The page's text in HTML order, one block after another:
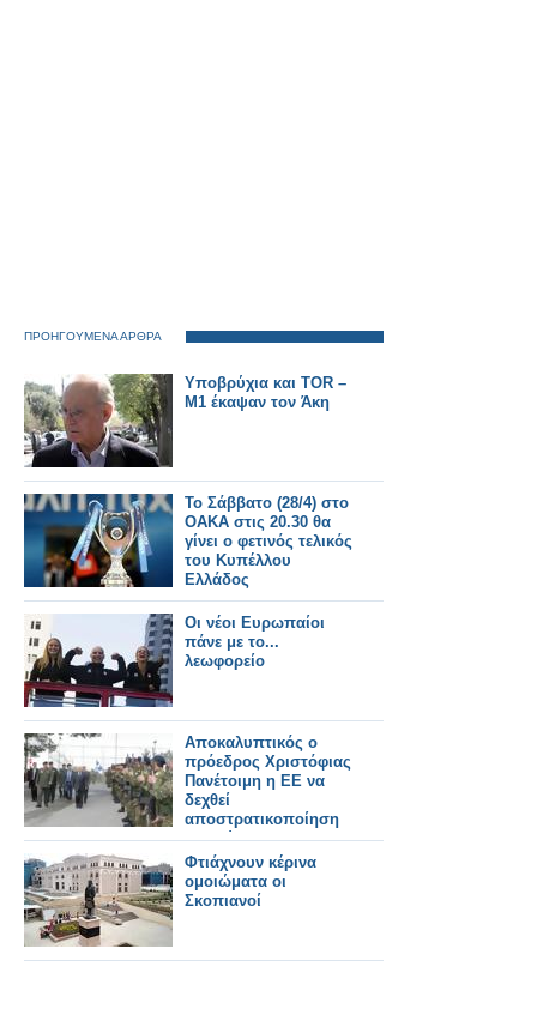
ΠΡΟΗΓΟΥΜΕΝΑ ΑΡΘΡΑ
Υποβρύχια και TOR –
M1 έκαψαν τον Άκη
Το Σάββατο (28/4) στο
ΟΑΚΑ στις 20.30 θα
γίνει ο φετινός τελικός
του Κυπέλλου
Ελλάδος
Οι νέοι Ευρωπαίοι
πάνε με το...
λεωφορείο
Αποκαλυπτικός ο
πρόεδρος Χριστόφιας
Πανέτοιμη η ΕΕ να
δεχθεί
αποστρατικοποίηση
της Κύπρου
Φτιάχνουν κέρινα
ομοιώματα οι
Σκοπιανοί